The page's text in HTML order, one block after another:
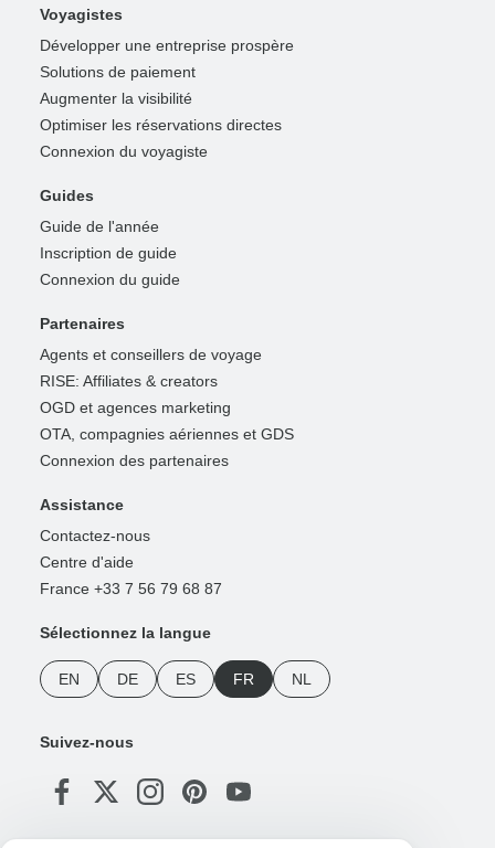
Voyagistes
Développer une entreprise prospère
Solutions de paiement
Augmenter la visibilité
Optimiser les réservations directes
Connexion du voyagiste
Guides
Guide de l'année
Inscription de guide
Connexion du guide
Partenaires
Agents et conseillers de voyage
RISE: Affiliates & creators
OGD et agences marketing
OTA, compagnies aériennes et GDS
Connexion des partenaires
Assistance
Contactez-nous
Centre d'aide
France +33 7 56 79 68 87
Sélectionnez la langue
EN DE ES FR NL
Suivez-nous